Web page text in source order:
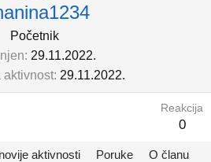
Početnik
29.11.2022.
aktivnost 29.11.2022.
Reakcija
0
aktivnosti Poruke O članu